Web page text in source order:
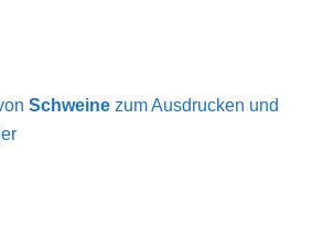
Schweine zum Ausdrucken und